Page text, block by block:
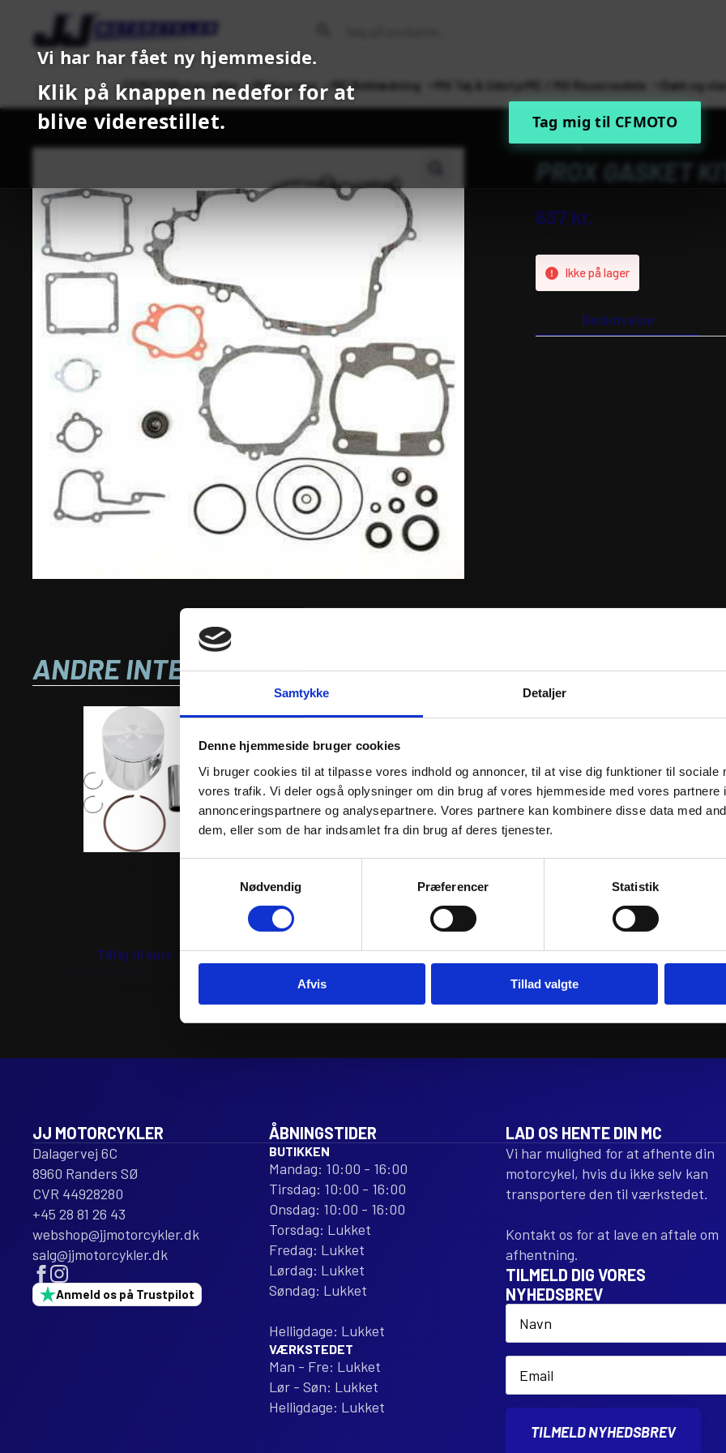
Samtykke Detaljer
Denne hjemmeside bruger cookies
Vi bruger cookies til at tilpasse vores indhold og annoncer, til at vise dig funktioner til sociale
vores trafik. Vi deler også oplysninger om din brug af vores hjemmeside med vores partnere
annonceringspartnere og analysepartnere. Vores partnere kan kombinere disse data med
dem, eller som de har indsamlet fra din brug af deres tjenester.
Nødvendig
Præferencer Statistik
Afvis Tillad valgte
Vi har har fået ny hjemmeside.
Klik på knappen nedefor for at
blive viderestillet.
Tag mig til CFMOTO
CFMOTOMotorcykler Motocross MC Beklædning MX Tøj & Udstyr MC / MX Reservedele Dæk og
Forside MC / MX Reservedele
PROX GASKET
637 kr.
Ikke på lager
Beskrivelse
ANDRE INTERESSANTE VARER
Tilføj til kurv
Ø46,96mm
990kr.
inkl. moms
PISTON
KIT
FORGED
Ø46,96mm
antal
Tilføj til kurv
Ø66,35mm
1.226
inkl. moms
PISTON
KIT
Ø66,35mm
antal
Tilføj til kurv
PISTON
KIT
Ø57,95mm
antal
JJ MOTORCYKLER
Dalagervej 6C
8960 Randers SØ
CVR 44928280
+45 28 81 26 43
webshop@jjmotorcykler.dk
salg@jjmotorcykler.dk
Anmeld os på Trustpilot
ÅBNINGSTIDER
BUTIKKEN
Mandag: 10:00 - 16:00
Tirsdag: 10:00 - 16:00
Onsdag: 10:00 - 16:00
Torsdag: Lukket
Fredag: Lukket
Lørdag: Lukket
Søndag: Lukket
Helligdage: Lukket
VÆRKSTEDET
Man - Fre: Lukket
Lør - Søn: Lukket
Helligdage: Lukket
LAD OS HENTE DIN MC
Vi har mulighed for at afhente din
motorcykel, hvis du ikke selv kan
transportere den til værkstedet.
Kontakt os for at lave en aftale om
afhentning.
TILMELD DIG VORES
NYHEDSBREV
Name
Email
TILMELD NYHEDSBREV